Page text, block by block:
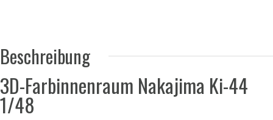
Beschreibung
3D-Farbinnenraum Nakajima Ki-44
1/48